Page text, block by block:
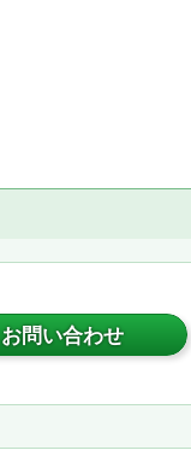
お問い合わせ